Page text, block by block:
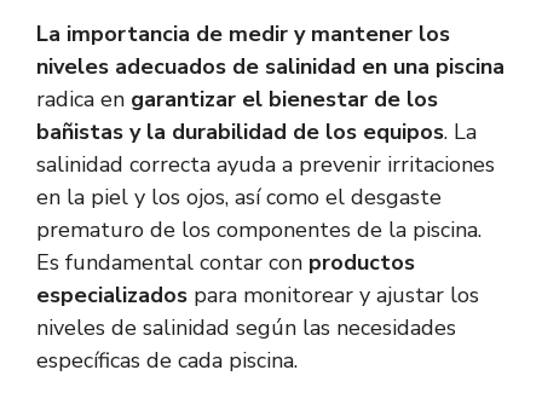
La importancia de medir y mantener los
niveles adecuados de salinidad en una piscina
radica en garantizar el bienestar de los
bañistas y la durabilidad de los equipos. La
salinidad correcta ayuda a prevenir irritaciones
en la piel y los ojos, así como el desgaste
prematuro de los componentes de la piscina.
Es fundamental contar con productos
especializados para monitorear y ajustar los
niveles de salinidad según las necesidades
específicas de cada piscina.